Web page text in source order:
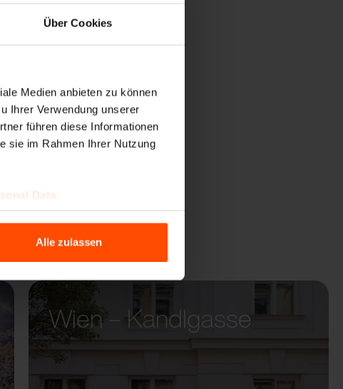
Über Cookies
Medien anbieten zu können
Ihrer Verwendung unserer
führen diese Informationen
sie im Rahmen Ihrer Nutzung
Data.
Alle zulassen
Wien – Kandlgasse